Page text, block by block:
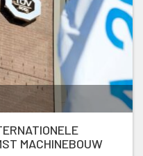
MACHINEBOUW